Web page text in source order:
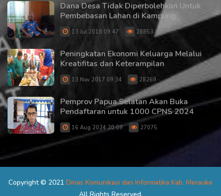
Dana Desa Tidak Diperbolehkan Untuk
Pembebasan Lahan di Kampung
13 Jul 2018 09:47 28853
Peningkatan Ekonomi Keluarga Melalui
Kreatifitas dan Keterampilan
13 Nov 2017 09:34 28269
Pemprov Papua Selatan Akan Buka
Pendaftaran untuk 1000 CPNS 2024
16 Aug 2024 20:09 27075
Copyright © 2021 Dinas Komunikasi dan Informatika Kab. Merauke